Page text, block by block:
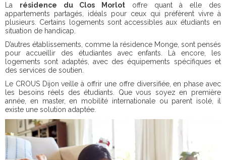
La résidence du Clos Morlot offre quant à elle des
appartements partagés, idéals pour ceux qui préfèrent vivre à
plusieurs. Certains logements sont accessibles aux étudiants en
situation de handicap.
D’autres établissements, comme la résidence Monge, sont pensés
pour accueillir des étudiantes avec enfants. Là encore, les
logements sont adaptés, avec des équipements spécifiques et
des services de soutien.
Le CROUS Dijon veille à offrir une offre diversifiée, en phase avec
les besoins réels des étudiants. Que vous soyez en première
année, en master, en mobilité internationale ou parent isolé, il
existe une solution adaptée.